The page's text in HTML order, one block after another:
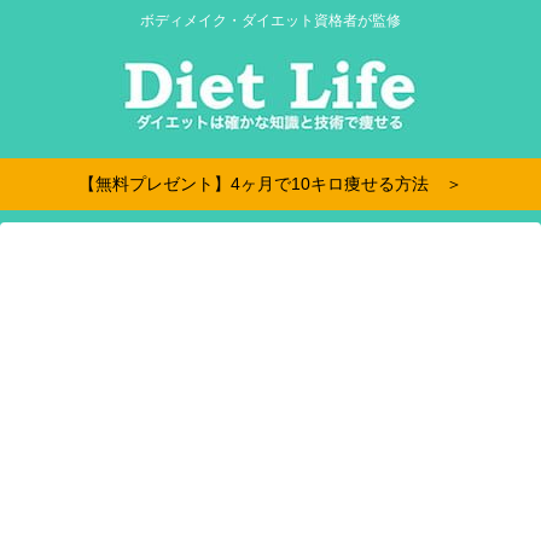
ボディメイク・ダイエット資格者が監修
【無料プレゼント】4ヶ月で10キロ痩せる方法 ＞